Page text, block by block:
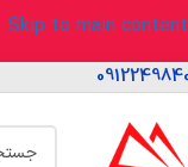
Skip to main content